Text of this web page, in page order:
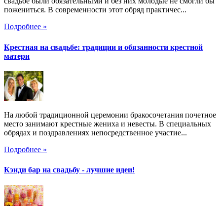
пожениться. В современности этот обряд практичес...
Подробнее »
Крестная на свадьбе: традиции и обязанности крестной
матери
На любой традиционной церемонии бракосочетания почетное
место занимают крестные жениха и невесты. В специальных
обрядах и поздравлениях непосредственное участие...
Подробнее »
Кэнди бар на свадьбу - лучшие идеи!